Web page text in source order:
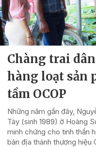
Chàng trai
hàng loạt sản
tầm OCOP
Những năm gần đây,
Tày (sinh 1989) ở Hoàng
minh chứng cho tinh thần
bản địa thành thương hiệu